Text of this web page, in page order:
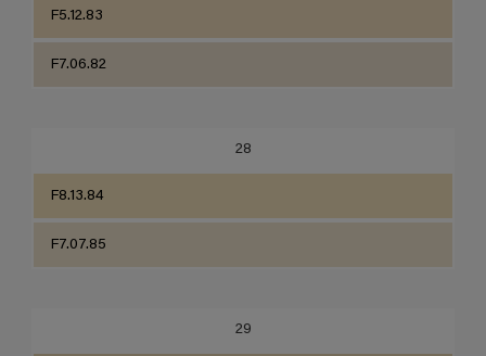
F5.12.83
F7.06.82
28
F8.13.84
F7.07.85
29